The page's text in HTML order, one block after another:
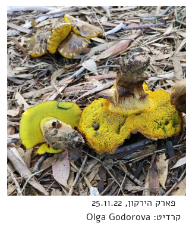
פארק הירקון, 25.11.22
קרדיט: Olga Godorova